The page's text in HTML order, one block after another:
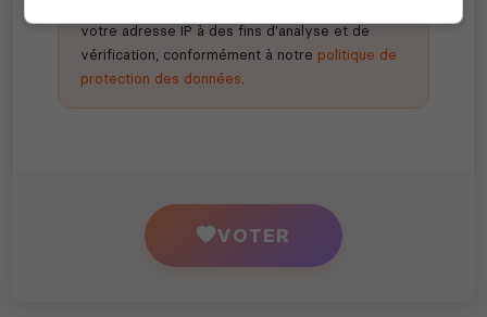
votre adresse IP à des fins d'analyse et de
vérification, conformément à notre politique de
protection des données.
VOTER